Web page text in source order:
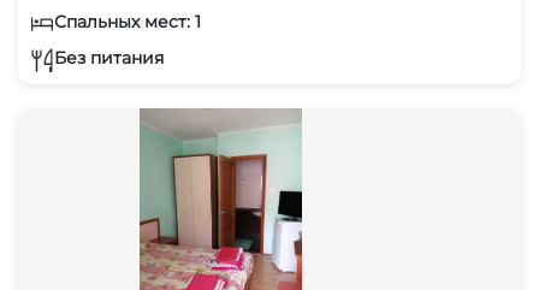
Спальных мест: 1
Без питания